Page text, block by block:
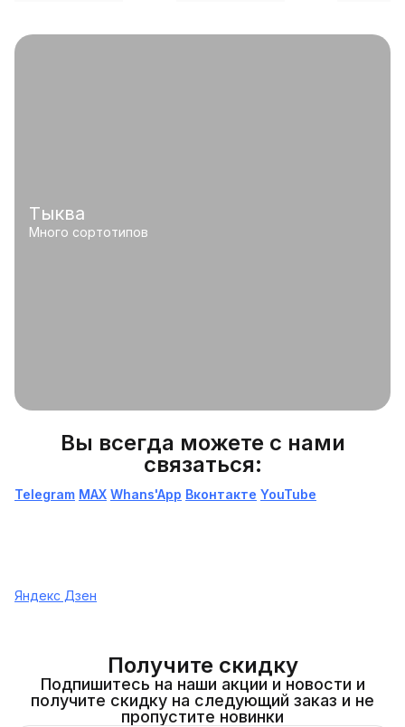
Тыква
Много сортотипов
Вы всегда можете с нами
связаться:
Telegram МАХ Whans'App Вконтакте YouTube
Яндекс Дзен
Получите скидку
Подпишитесь на наши акции и новости и
получите скидку на следующий заказ и не
пропустите новинки